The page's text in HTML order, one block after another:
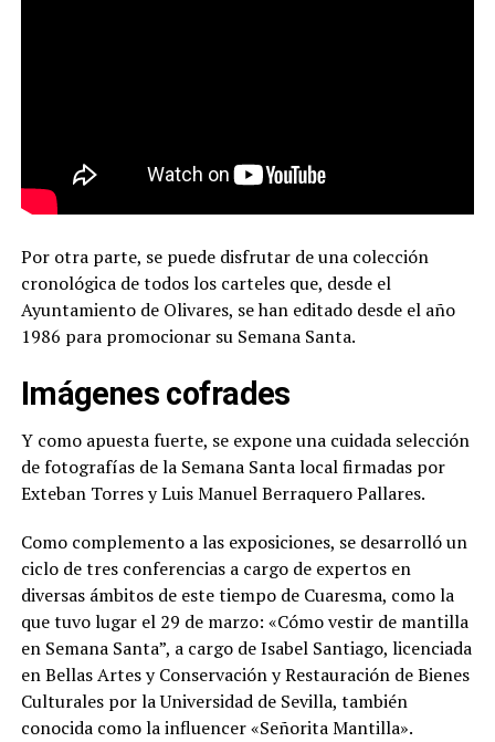
Por otra parte, se puede disfrutar de una colección
cronológica de todos los carteles que, desde el
Ayuntamiento de Olivares, se han editado desde el año
1986 para promocionar su Semana Santa.
Imágenes cofrades
Y como apuesta fuerte, se expone una cuidada selección
de fotografías de la Semana Santa local firmadas por
Exteban Torres y Luis Manuel Berraquero Pallares.
Como complemento a las exposiciones, se desarrolló un
ciclo de tres conferencias a cargo de expertos en
diversas ámbitos de este tiempo de Cuaresma, como la
que tuvo lugar el 29 de marzo: «Cómo vestir de mantilla
en Semana Santa”, a cargo de Isabel Santiago, licenciada
en Bellas Artes y Conservación y Restauración de Bienes
Culturales por la Universidad de Sevilla, también
conocida como la influencer «Señorita Mantilla».